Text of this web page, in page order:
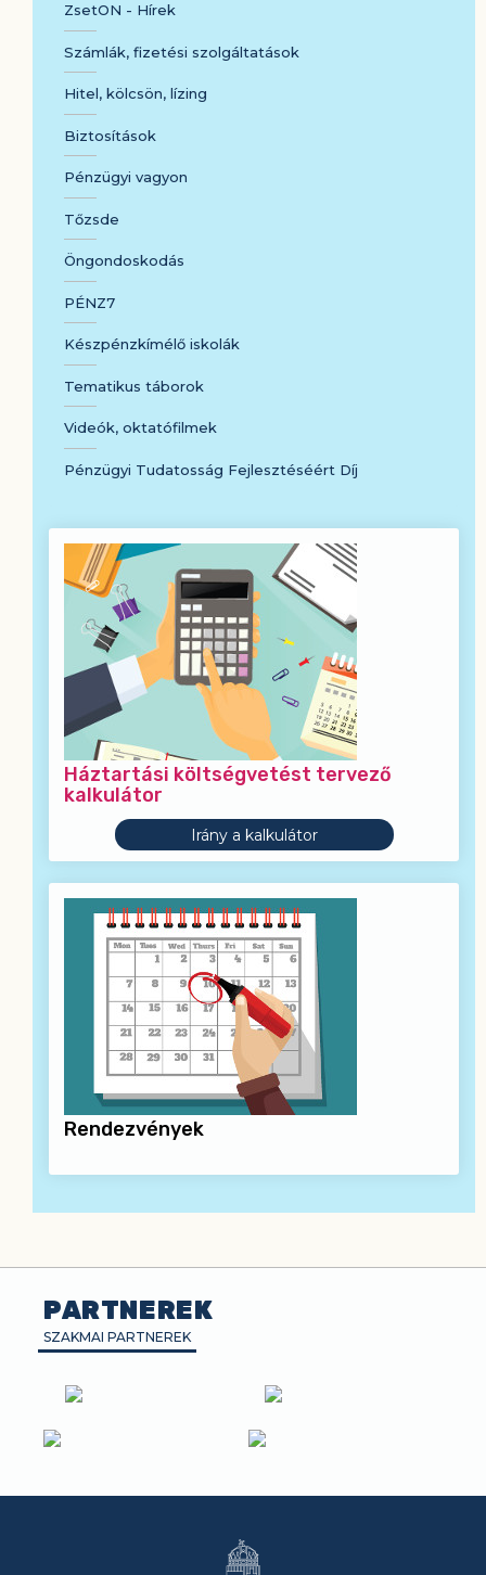
ZsetON - Hírek
Számlák, fizetési szolgáltatások
Hitel, kölcsön, lízing
Biztosítások
Pénzügyi vagyon
Tőzsde
Öngondoskodás
PÉNZ7
Készpénzkímélő iskolák
Tematikus táborok
Videók, oktatófilmek
Pénzügyi Tudatosság Fejlesztéséért Díj
Háztartási költségvetést tervező
kalkulátor
Irány a kalkulátor
Rendezvények
PARTNEREK
SZAKMAI PARTNEREK